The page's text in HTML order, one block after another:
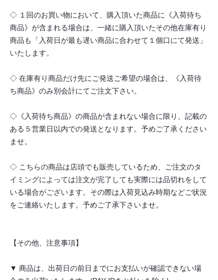
◇ １回のお買い物において、購入頂いた商品に《入荷待ち
商品》が含まれる場合は、一緒に購入頂いたその他在庫有り
商品も「入荷日が最も遅い商品に合わせて１個口にて発送」
いたします。
◇ 在庫有り商品だけ先にご発送ご希望の場合は、《入荷待
ち商品》のみ別会計にてご注文下さい。
◇《入荷待ち商品》の商品が含まれない場合に限り、記載の
ある５営業日以内での発送となります。予めご了承ください
ませ。
◇ こちらの商品は店頭でも販売しているため、ご注文のタ
イミングによっては注文が完了しても実際には品切れをして
いる場合がございます。その際は入荷見込み時期などご状況
をご連絡いたします。予めご了承下さいませ。
【その他、注意事項】
▼ 商品は、出荷日の前日までにお支払いが確認できない場